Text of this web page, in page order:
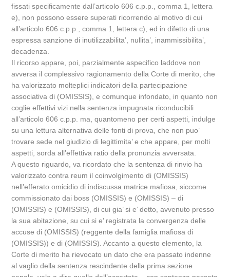
fissati specificamente dall’articolo 606 c.p.p., comma 1, lettera
e), non possono essere superati ricorrendo al motivo di cui
all’articolo 606 c.p.p., comma 1, lettera c), ed in difetto di una
espressa sanzione di inutilizzabilita’, nullita’, inammissibilita’,
decadenza.
Il ricorso appare, poi, parzialmente aspecifico laddove non
avversa il complessivo ragionamento della Corte di merito, che
ha valorizzato molteplici indicatori della partecipazione
associativa di (OMISSIS), e comunque infondato, in quanto non
coglie effettivi vizi nella sentenza impugnata riconducibili
all’articolo 606 c.p.p. ma, quantomeno per certi aspetti, indulge
su una lettura alternativa delle fonti di prova, che non puo’
trovare sede nel giudizio di legittimita’ e che appare, per molti
aspetti, sorda all’effettiva ratio della pronunzia avversata.
A questo riguardo, va ricordato che la sentenza di rinvio ha
valorizzato contra reum il coinvolgimento di (OMISSIS)
nell’efferato omicidio di indiscussa matrice mafiosa, siccome
commissionato dai boss (OMISSIS) e (OMISSIS) – di
(OMISSIS) e (OMISSIS), di cui gia’ si e’ detto, avvenuto presso
la sua abitazione, su cui si e’ registrata la convergenza delle
accuse di (OMISSIS) (reggente della famiglia mafiosa di
(OMISSIS)) e di (OMISSIS). Accanto a questo elemento, la
Corte di merito ha rievocato un dato che era passato indenne
al vaglio della sentenza rescindente della prima sezione